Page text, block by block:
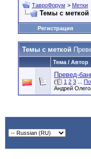
ТавроФорум > Метки
Темы с меткой
Регистрация
Темы с меткой
Тема / Автор
Превед-
( 1 2 3
Андрей